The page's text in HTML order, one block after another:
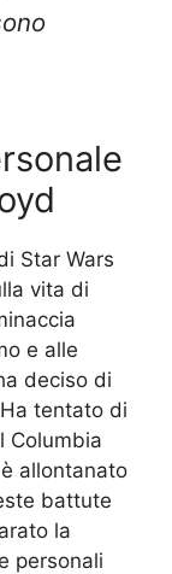
Star Wars
vita di
e alle
deciso di
tentato di
Columbia
allontanato
battute
la
personali